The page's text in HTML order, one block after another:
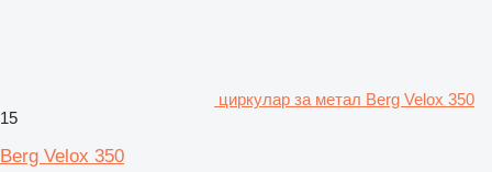
циркулар за метал Berg Velox 350
15
Berg Velox 350